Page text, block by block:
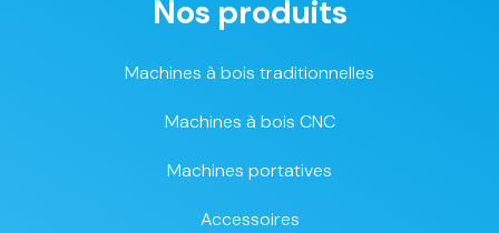
Nos produits
Machines à bois traditionnelles
Machines à bois CNC
Machines portatives
Accessoires